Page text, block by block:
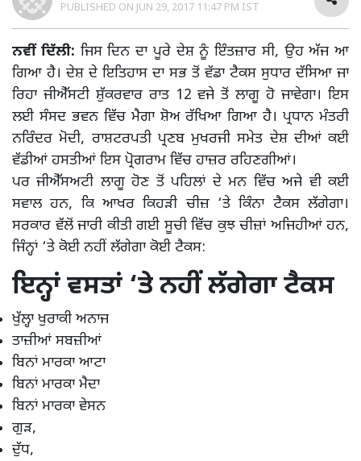
PUBLISHED ON JUN 29, 2017 11:47 PM IST
ਨਵੀਂ ਦਿੱਲੀ: ਜਿਸ ਦਿਨ ਦਾ ਪੂਰੇ ਦੇਸ਼ ਨੂੰ ਇੰਤਜ਼ਾਰ ਸੀ, ਉਹ ਅੱਜ ਆ
ਗਿਆ ਹੈ। ਦੇਸ਼ ਦੇ ਇਤਿਹਾਸ ਦਾ ਸਭ ਤੋਂ ਵੱਡਾ ਟੈਕਸ ਸੁਧਾਰ ਦੱਸਿਆ ਜਾ
ਰਿਹਾ ਜੀਐੱਸਟੀ ਸ਼ੁੱਕਰਵਾਰ ਰਾਤ 12 ਵਜੇ ਤੋਂ ਲਾਗੂ ਹੋ ਜਾਵੇਗਾ। ਇਸ
ਲਈ ਸੰਸਦ ਭਵਨ ਵਿੱਚ ਮੈਗਾ ਸ਼ੋਅ ਰੱਖਿਆ ਗਿਆ ਹੈ। ਪ੍ਰਧਾਨ ਮੰਤਰੀ
ਨਰਿੰਦਰ ਮੋਦੀ, ਰਾਸ਼ਟਰਪਤੀ ਪ੍ਰਣਬ ਮੁਖਰਜੀ ਸਮੇਤ ਦੇਸ਼ ਦੀਆਂ ਕਈ
ਵੱਡੀਆਂ ਹਸਤੀਆਂ ਇਸ ਪ੍ਰੋਗਰਾਮ ਵਿੱਚ ਹਾਜ਼ਰ ਰਹਿਣਗੀਆਂ।
ਪਰ ਜੀਐੱਸਅਟੀ ਲਾਗੂ ਹੋਣ ਤੋਂ ਪਹਿਲਾਂ ਦੇ ਮਨ ਵਿੱਚ ਅਜੇ ਵੀ ਕਈ
ਸਵਾਲ ਹਨ, ਕਿ ਆਖਰ ਕਿਹੜੀ ਚੀਜ਼ ‘ਤੇ ਕਿੰਨਾ ਟੈਕਸ ਲੱਗੇਗਾ।
ਸਰਕਾਰ ਵੱਲੋਂ ਜਾਰੀ ਕੀਤੀ ਗਈ ਸੂਚੀ ਵਿੱਚ ਕੁਝ ਚੀਜ਼ਾਂ ਅਜਿਹੀਆਂ ਹਨ,
ਜਿੰਨ੍ਹਾਂ ‘ਤੇ ਕੋਈ ਨਹੀਂ ਲੱਗੇਗਾ ਕੋਈ ਟੈਕਸ:
ਇਨ੍ਹਾਂ ਵਸਤਾਂ ‘ਤੇ ਨਹੀਂ ਲੱਗੇਗਾ ਟੈਕਸ
ਖੁੱਲ੍ਹਾ ਖੁਰਾਕੀ ਅਨਾਜ
ਤਾਜ਼ੀਆਂ ਸਬਜ਼ੀਆਂ
ਬਿਨਾਂ ਮਾਰਕਾ ਆਟਾ
ਬਿਨਾਂ ਮਾਰਕਾ ਮੈਦਾ
ਬਿਨਾਂ ਮਾਰਕਾ ਵੇਸਨ
ਗੁੜ,
ਦੁੱਧ,